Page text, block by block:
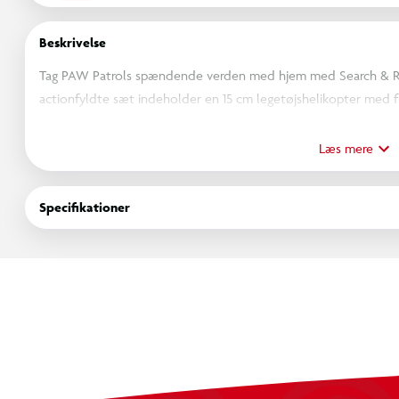
Beskrivelse
Tag PAW Patrols spændende verden med hjem med Search &
actionfyldte sæt indeholder en 15 cm legetøjshelikopter med
luftfartøjet, trække tilbage og slippe løs for at tilføje spænding
design ligner dette legetøj præcis køretøjerne fra serien og
Patrol læringslegetøj er ideelle som gave til fødselsdag, jul
kombiner med Lift “n” Repair legesættet og seks forskellige
Læs mere
Specifikationer